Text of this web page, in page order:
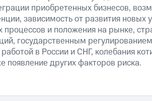
приобретенных бизнесов,
зависимость от развития новых
и положения на рынке,
государственным
в России и СНГ, колебания
других факторов риска.